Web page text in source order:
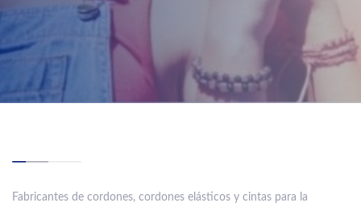
Fabricantes de cordones, cordones elásticos y cintas para la